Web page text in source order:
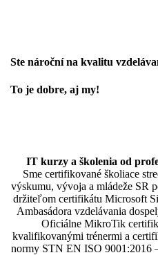
Ste nároční na kvalitu
To je dobre, aj my!
IT kurzy a školenia od
Sme certifikované školiace
výskumu, vývoja a mládeže SR
držiteľom certifikátu Microsoft
Ambasádora vzdelávania
Oficiálne MikroTik
kvalifikovanými trénermi ​​​​​​​​​​a
normy STN EN ISO 9001:2016